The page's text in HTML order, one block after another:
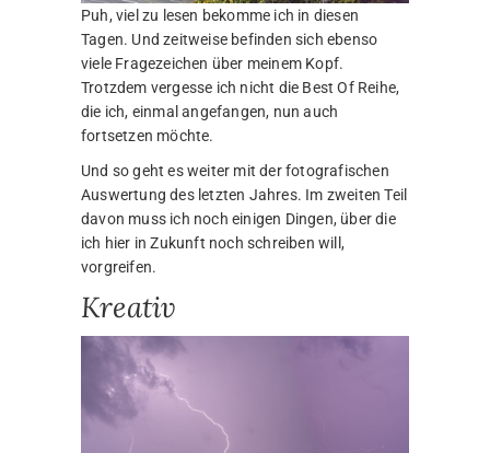
Puh, viel zu lesen bekomme ich in diesen
Tagen. Und zeitweise befinden sich ebenso
viele Fragezeichen über meinem Kopf.
Trotzdem vergesse ich nicht die Best Of Reihe,
die ich, einmal angefangen, nun auch
fortsetzen möchte.
Und so geht es weiter mit der fotografischen
Auswertung des letzten Jahres. Im zweiten Teil
davon muss ich noch einigen Dingen, über die
ich hier in Zukunft noch schreiben will,
vorgreifen.
Kreativ